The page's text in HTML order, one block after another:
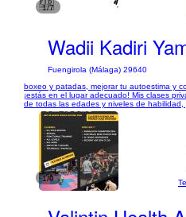
1/7
Wadii Kadiri
Fuengirola (Málaga) 29640
boxeo y patadas, mejorar tu autoestima y
¡estás en el lugar adecuado! Mis clases
de todas las edades y niveles de habilidad,
1/9